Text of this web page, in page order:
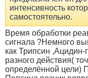
интенсивность
самостоятельно.
Время обработки
сигнала ?Немного
как Трипсин
разного действия(
определённой цели)